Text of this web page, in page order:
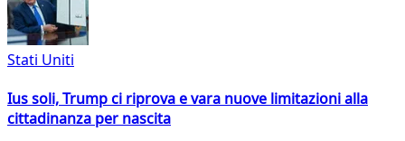
Stati Uniti
Ius soli, Trump ci riprova e vara nuove limitazioni alla
cittadinanza per nascita